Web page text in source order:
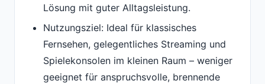
Lösung mit guter Alltagsleistung.
Nutzungsziel: Ideal für klassisches
Fernsehen, gelegentliches Streaming und
Spielekonsolen im kleinen Raum – weniger
geeignet für anspruchsvolle, brennende